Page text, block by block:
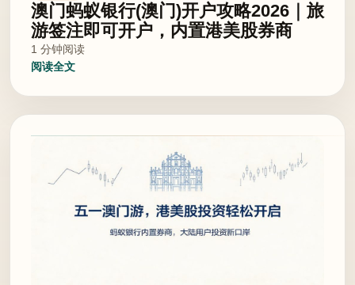
澳门蚂蚁银行(澳门)开户攻略2026｜旅
游签注即可开户，内置港美股券商
1 分钟阅读
阅读全文